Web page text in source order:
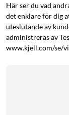
Här ser du vad
det enklare för dig
uteslutande av
administreras av
www.kjell.com/se/